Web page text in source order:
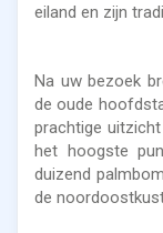
eiland en zijn
Na uw bezoek
de oude
prachtige
het hoogste
duizend
de